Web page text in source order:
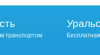
транспортом